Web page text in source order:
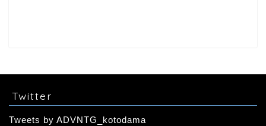
Twitter
Tweets by ADVNTG_kotodama